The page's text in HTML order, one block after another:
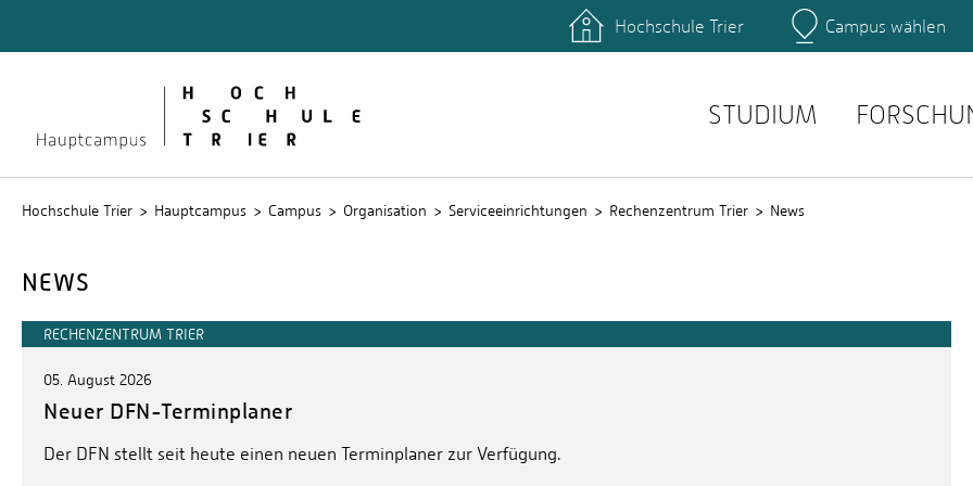
Fachbereiche
Stellenangebote
Hochschule Trier Campus wählen
STUDIUM
Hochschule Trier Hauptcampus Campus Organisation Serviceeinrichtungen Rechenzentrum Trier News
NEWS
RECHENZENTRUM TRIER
05. August 2026
Neuer DFN-Terminplaner
Der DFN stellt seit heute einen neuen Terminplaner zur Verfügung.